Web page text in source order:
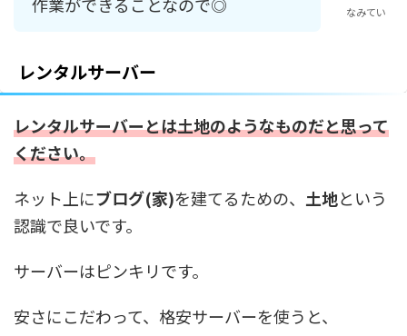
作業ができることなので◎
なみてい
レンタルサーバー
レンタルサーバーとは土地のようなものだと思って
ください。
ネット上にブログ(家)を建てるための、 土地という
認識で良いです。
サーバーはピンキリです。
安さにこだわって、格安サーバーを使うと、